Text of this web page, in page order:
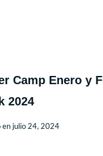
Camp Enero y
2024
en julio 24, 2024